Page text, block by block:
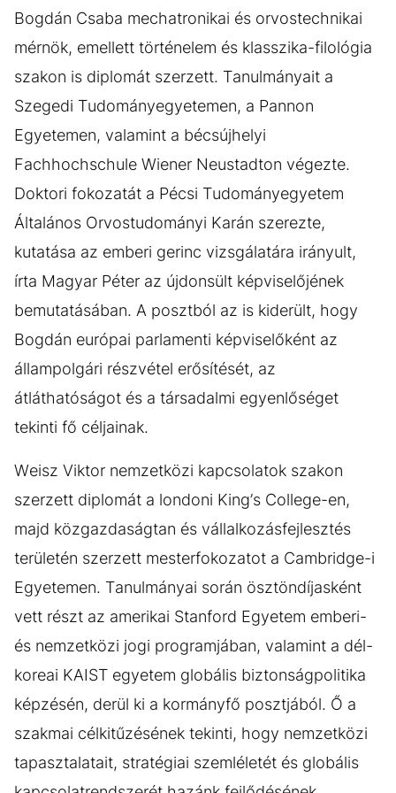
Bogdán Csaba mechatronikai és orvostechnikai
mérnök, emellett történelem és klasszika-filológia
szakon is diplomát szerzett. Tanulmányait a
Szegedi Tudományegyetemen, a Pannon
Egyetemen, valamint a bécsújhelyi
Fachhochschule Wiener Neustadton végezte.
Doktori fokozatát a Pécsi Tudományegyetem
Általános Orvostudományi Karán szerezte,
kutatása az emberi gerinc vizsgálatára irányult,
írta Magyar Péter az újdonsült képviselőjének
bemutatásában. A posztból az is kiderült, hogy
Bogdán európai parlamenti képviselőként az
állampolgári részvétel erősítését, az
átláthatóságot és a társadalmi egyenlőséget
tekinti fő céljainak.
Weisz Viktor nemzetközi kapcsolatok szakon
szerzett diplomát a londoni King’s College-en,
majd közgazdaságtan és vállalkozásfejlesztés
területén szerzett mesterfokozatot a Cambridge-i
Egyetemen. Tanulmányai során ösztöndíjasként
vett részt az amerikai Stanford Egyetem emberi-
és nemzetközi jogi programjában, valamint a dél-
koreai KAIST egyetem globális biztonságpolitika
képzésén, derül ki a kormányfő posztjából. Ő a
szakmai célkitűzésének tekinti, hogy nemzetközi
tapasztalatait, stratégiai szemléletét és globális